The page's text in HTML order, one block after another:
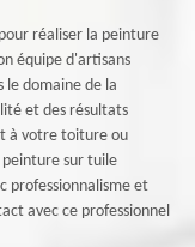
réaliser la peinture
équipe d'artisans
le domaine de la
et des résultats
à votre toiture ou
sur tuile
professionnalisme et
avec ce professionnel